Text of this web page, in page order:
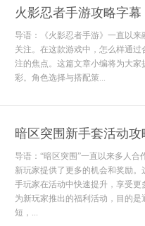
火影忍者手游攻略字幕
导语：《火影忍者手游》一直以
关注。在这款游戏中，怎么样通
注的焦点。这篇文章小编将为大
彩。角色选择与搭配策...
暗区突围新手套活动攻
导语：“暗区突围”一直以来多人
新玩家提供了更多的机会和奖励
手玩家在活动中快速提升，享受
为新玩家推出的福利活动，目的
短，...